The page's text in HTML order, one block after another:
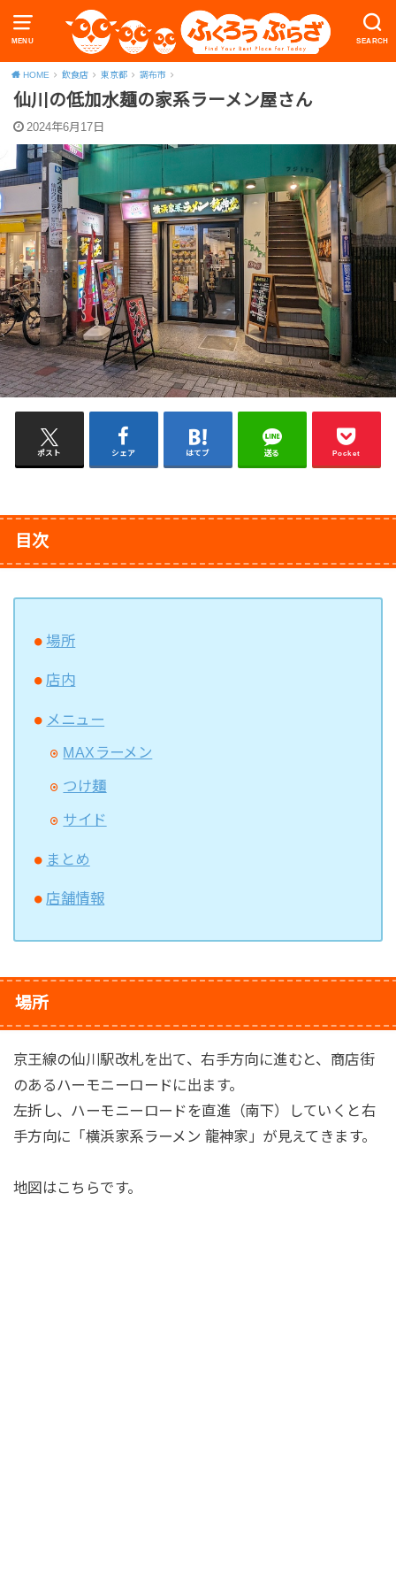
MENU SEARCH
HOME 飲食店 東京都 調布市
仙川の低加水麺の家系ラーメン屋さん
2024年6月17日
ポスト シェア はてブ 送る Pocket
目次
場所
店内
メニュー
MAXラーメン
つけ麺
サイド
まとめ
店舗情報
場所
京王線の仙川駅改札を出て、右手方向に進むと、商店街
のあるハーモニーロードに出ます。
左折し、ハーモニーロードを直進（南下）していくと右
手方向に「横浜家系ラーメン 龍神家」が見えてきます。
地図はこちらです。